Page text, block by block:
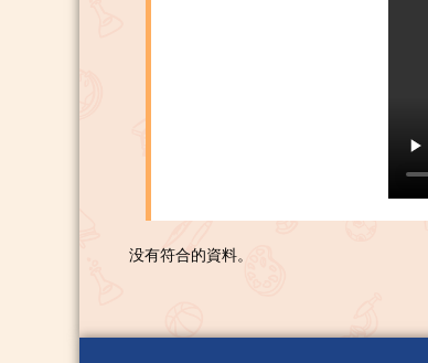
没有符合的資料。